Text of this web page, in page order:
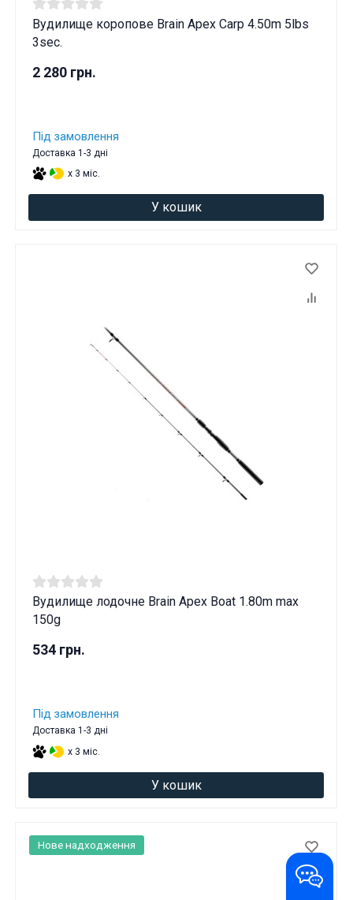
Вудилище коропове Brain Apex Carp 4.50m 5lbs
3sec.
2 280 грн.
Під замовлення
Доставка 1-3 дні
x 3 міс.
У кошик
Вудилище лодочне Brain Apex Boat 1.80m max
150g
534 грн.
Під замовлення
Доставка 1-3 дні
x 3 міс.
У кошик
Нове надходження